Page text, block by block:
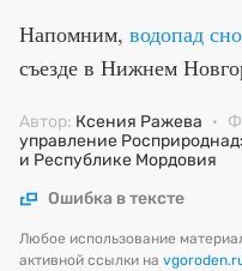
Напомним, водопад
съезде в Нижнем
Автор: Ксения Ражева ·
управление
и Республике Мордовия
Ошибка в тексте
Любое использование
активной ссылки на